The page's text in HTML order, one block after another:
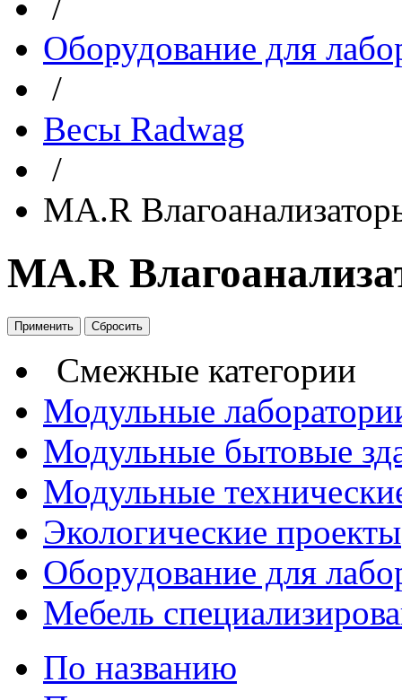
Оборудование для
/
Весы Radwag
/
MA.R
MA.R
Смежные категории
Модульные
Модульные бытовые
Модульные
Экологические проекты
Оборудование для
Мебель
По названию